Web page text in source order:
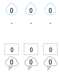
0 0 0
- - -
0 0 0
0 0 0